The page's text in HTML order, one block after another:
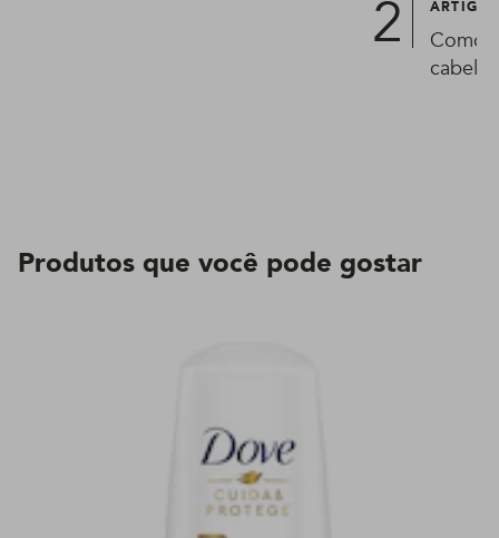
ARTIGO
Como
Produtos que você pode gostar